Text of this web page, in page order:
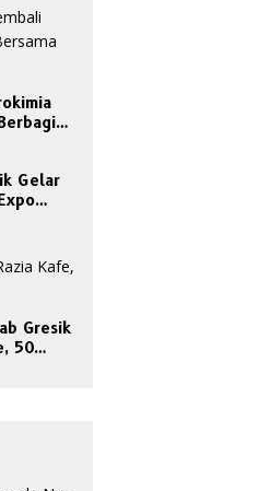
Gelar
Gresik
50